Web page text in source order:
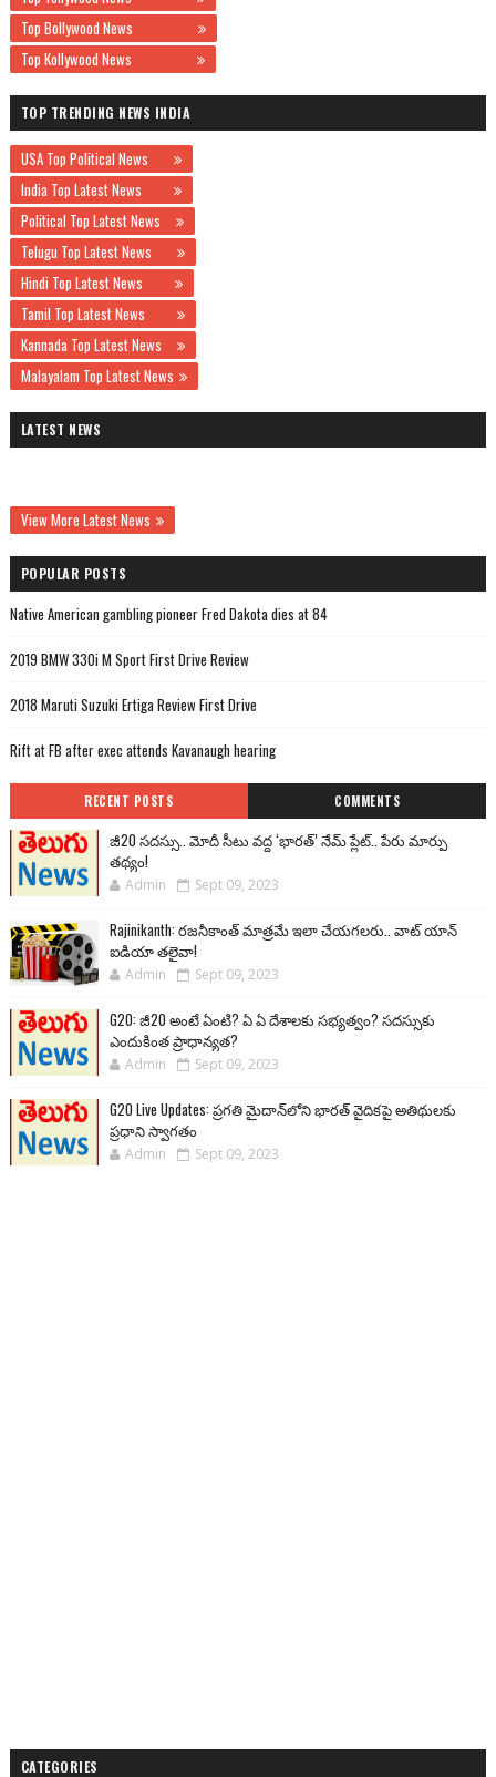
Top Bollywood News
Top Kollywood News
TOP TRENDING NEWS INDIA
USA Top Political News
India Top Latest News
Political Top Latest News
Telugu Top Latest News
Hindi Top Latest News
Tamil Top Latest News
Kannada Top Latest News
Malayalam Top Latest News
LATEST NEWS
View More Latest News
POPULAR POSTS
Native American gambling pioneer Fred Dakota dies at 84
2019 BMW 330i M Sport First Drive Review
2018 Maruti Suzuki Ertiga Review First Drive
Rift at FB after exec attends Kavanaugh hearing
RECENT POSTS COMMENTS
జీ20 సదస్సు.. మోదీ సీటు వద్ద ‘భారత్’ నేమ్ ప్లేట్‌.. పేరు మార్పు
తథ్యం!
Admin Sept 09, 2023
Rajinikanth: రజనీకాంత్ మాత్రమే ఇలా చేయగలరు.. వాట్ యాన్
ఐడియా తలైవా!
Admin Sept 09, 2023
G20: జీ20 అంటే ఏంటి? ఏ ఏ దేశాలకు సభ్యత్వం? సదస్సుకు
ఎందుకింత ప్రాధాన్యత?
Admin Sept 09, 2023
G20 Live Updates: ప్రగతి మైదాన్‌లోని భారత్ వైదికపై అతిథులకు
ప్రధాని స్వాగతం
Admin Sept 09, 2023
CATEGORIES